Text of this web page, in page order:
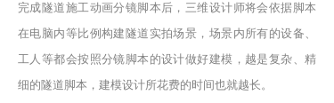
完成隧道施工动画分镜脚本后，三维设计师将会依据脚本
在电脑内等比例构建隧道实拍场景，场景内所有的设备、
工人等都会按照分镜脚本的设计做好建模，越是复杂、精
细的隧道脚本，建模设计所花费的时间也就越长。